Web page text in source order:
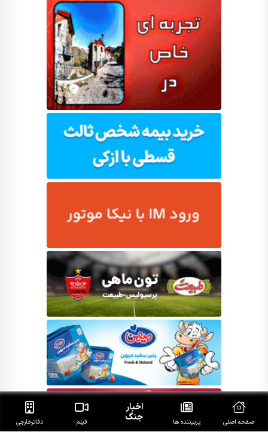
صفحه اصلی پربیننده ها
اخبار
جنگ فیلم دفاتر‌خارجی